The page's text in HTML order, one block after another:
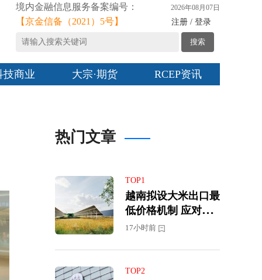
境内金融信息服务备案编号：
【京金信备（2021）5号】
2026年08月07日
注册 / 登录
搜索
技商业 大宗·期货 RCEP资讯
热门文章
TOP1
越南拟设大米出口最
低价格机制 应对国
际市场价格下跌压力
17小时前
TOP2